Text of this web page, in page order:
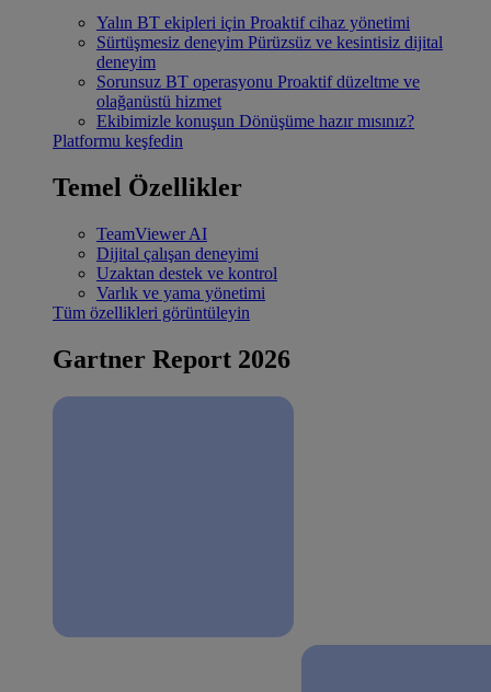
Yalın BT ekipleri için Proaktif cihaz yönetimi
Sürtüşmesiz deneyim Pürüzsüz ve kesintisiz dijital
deneyim
Sorunsuz BT operasyonu Proaktif düzeltme ve
olağanüstü hizmet
Ekibimizle konuşun Dönüşüme hazır mısınız?
Platformu keşfedin
Temel Özellikler
TeamViewer AI
Dijital çalışan deneyimi
Uzaktan destek ve kontrol
Varlık ve yama yönetimi
Tüm özellikleri görüntüleyin
Gartner Report 2026